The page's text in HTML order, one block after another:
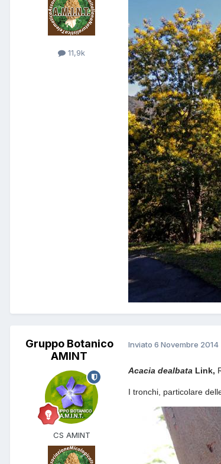
11,9k
Gruppo Botanico
AMINT
CS AMINT
Inviato 6 Novembre 2014
Acacia dealbata Link,
I tronchi, particolare